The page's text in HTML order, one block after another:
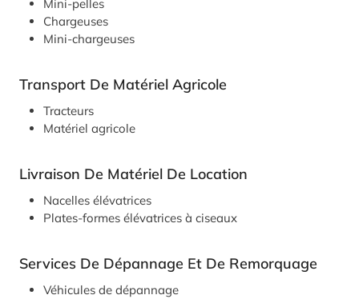
Mini-pelles
Chargeuses
Mini-chargeuses
Transport De Matériel Agricole
Tracteurs
Matériel agricole
Livraison De Matériel De Location
Nacelles élévatrices
Plates-formes élévatrices à ciseaux
Services De Dépannage Et De Remorquage
Véhicules de dépannage